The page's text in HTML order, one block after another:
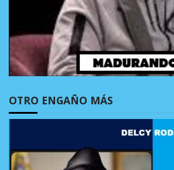
OTRO ENGAÑO MÁS